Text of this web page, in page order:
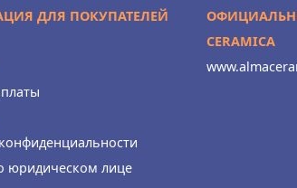
ДЛЯ ПОКУПАТЕЛЕЙ
юридическом лице
CERAMICA